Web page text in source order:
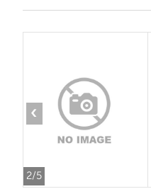
2/5
‹